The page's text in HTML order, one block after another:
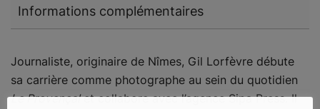
Informations complémentaires
Journaliste, originaire de Nîmes, Gil Lorfèvre débute
sa carrière comme photographe au sein du quotidien
Le Provençalet collabore avec l’agence Sipa Press. Il